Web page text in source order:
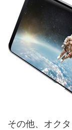
その他、オク